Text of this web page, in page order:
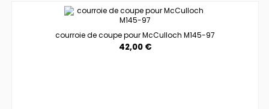
courroie de coupe pour McCulloch M145-97
42,00 €